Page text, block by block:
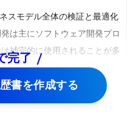
スモデル全体の検証と最適化
は主にソフトウェア開発プロ
補完的に使用されることが多
完了
書を作成する